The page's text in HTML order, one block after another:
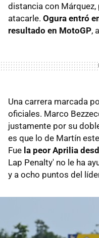
distancia con
atacarle. Ogura entró
resultado en MotoGP,
Una carrera marcada
oficiales. Marco
justamente por su
es que lo de Martín
Fue la peor Aprilia
Lap Penalty' no le ha
y a ocho puntos del